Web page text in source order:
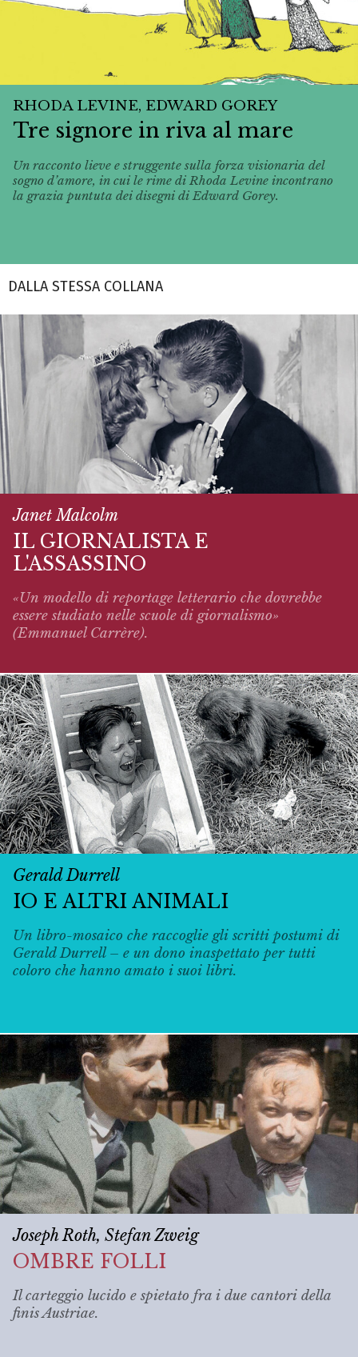
RHODA LEVINE, EDWARD GOREY
Tre signore in riva al mare
Un racconto lieve e struggente sulla forza visionaria del
sogno d’amore, in cui le rime di Rhoda Levine incontrano
la grazia puntuta dei disegni di Edward Gorey.
DALLA STESSA COLLANA
Janet Malcolm
IL GIORNALISTA E
L'ASSASSINO
«Un modello di reportage letterario che dovrebbe
essere studiato nelle scuole di giornalismo»
(Emmanuel Carrère).
Gerald Durrell
IO E ALTRI ANIMALI
Un libro-mosaico che raccoglie gli scritti postumi di
Gerald Durrell – e un dono inaspettato per tutti
coloro che hanno amato i suoi libri.
Joseph Roth, Stefan Zweig
OMBRE FOLLI
Il carteggio lucido e spietato fra i due cantori della
finis Austriae.